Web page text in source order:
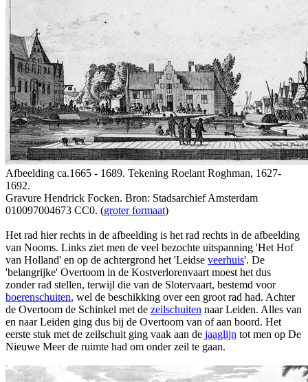
Afbeelding ca.1665 - 1689. Tekening Roelant Roghman, 1627-
1692.
Gravure Hendrick Focken. Bron: Stadsarchief Amsterdam
010097004673 CC0. (groter formaat)
Het rad hier rechts in de afbeelding is het rad rechts in de afbeelding
van Nooms. Links ziet men de veel bezochte uitspanning 'Het Hof
van Holland' en op de achtergrond het 'Leidse veerhuis'. De
'belangrijke' Overtoom in de Kostverlorenvaart moest het dus
zonder rad stellen, terwijl die van de Slotervaart, bestemd voor
boerenschuiten, wel de beschikking over een groot rad had. Achter
de Overtoom de Schinkel met de zeilschuiten naar Leiden. Alles van
en naar Leiden ging dus bij de Overtoom van of aan boord. Het
eerste stuk met de zeilschuit ging vaak aan de jaaglijn tot men op De
Nieuwe Meer de ruimte had om onder zeil te gaan.